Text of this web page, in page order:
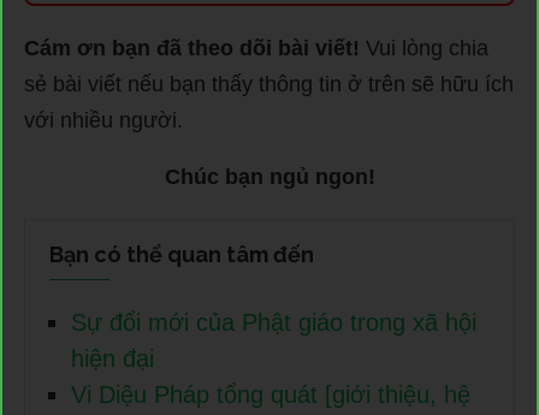
Cám ơn bạn đã theo dõi bài viết! Vui lòng chia
sẻ bài viết nếu bạn thấy thông tin ở trên sẽ hữu ích
với nhiều người.
Chúc bạn ngủ ngon!
Bạn có thể quan tâm đến
Sự đổi mới của Phật giáo trong xã hội
hiện đại
Vi Diệu Pháp tổng quát [giới thiệu, hệ